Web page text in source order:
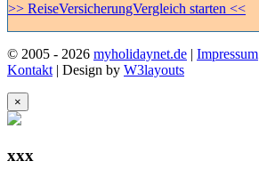
>> ReiseVersicherungVergleich starten <<
© 2005 - 2026 myholidaynet.de | Impressum
Kontakt | Design by W3layouts
×
xxx